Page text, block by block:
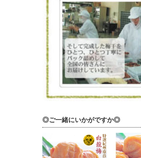
◎ご一緒にいかがですか◎